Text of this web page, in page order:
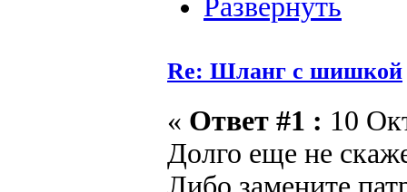
Re: Шланг с шишкой
« Ответ #1 : 10
Долго еще не